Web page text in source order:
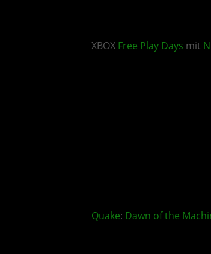
XBOX Free Play Days mit
Quake: Dawn of the